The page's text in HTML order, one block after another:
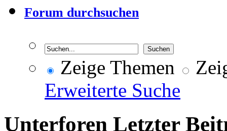
Forum durchsuchen
Zeige Themen
Erweiterte Suche
Unterforen Letzter